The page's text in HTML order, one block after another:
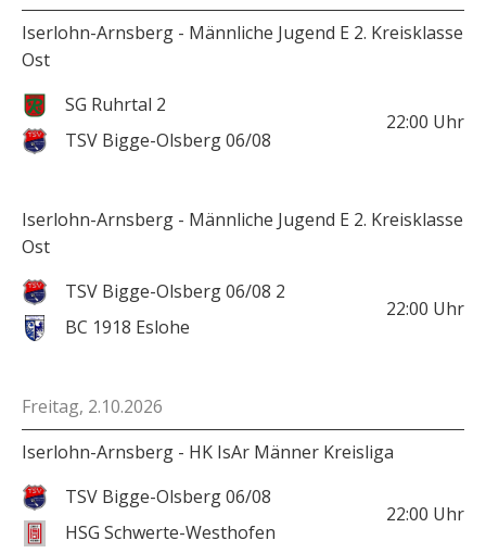
Iserlohn-Arnsberg - Männliche Jugend E 2. Kreisklasse
Ost
SG Ruhrtal 2
TSV Bigge-Olsberg 06/08
22:00 Uhr
Iserlohn-Arnsberg - Männliche Jugend E 2. Kreisklasse
Ost
TSV Bigge-Olsberg 06/08 2
BC 1918 Eslohe
22:00 Uhr
Freitag, 2.10.2026
Iserlohn-Arnsberg - HK IsAr Männer Kreisliga
TSV Bigge-Olsberg 06/08
HSG Schwerte-Westhofen
22:00 Uhr